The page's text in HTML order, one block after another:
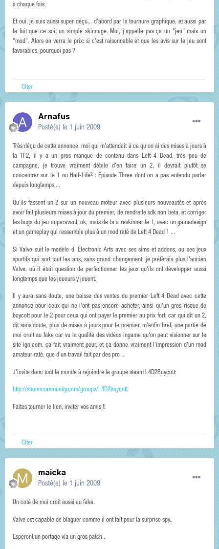
à chaque fois.
Et oui, je suis aussi super déçu... d'abord par la tournure graphique, et aussi par
le fait que ce soit un simple skinnage. Moi, j'appelle pas ça un "jeu" mais un
"mod". Alors on verra le prix: si c'est raisonnable et que les avis sur le jeu sont
favorables, pourquoi pas ?
Citer
Arnafus
Posté(e) le 1 juin 2009
Très déçu de cette annonce, moi qui m'attendait à ce qu'on ai des mises à jours à
la TF2, il y a un gros manque de contenu dans Left 4 Dead, très peu de
campagne, je trouve vraiment débile d'en faire un 2, il devrait plutôt se
concentrer sur le 1 ou Half-Life² : Episode Three dont on a pas entendu parler
depuis longtemps ...
Qu'ils fassent un 2 sur un nouveau moteur avec plusieurs nouveautés et après
avoir fait plusieurs mises à jour du premier, de rendre le sdk non beta, et corriger
les bugs du jeu auparavant, ok, mais de la à reskinner le 1, avec un gamedesign
et un gameplay qui ressemble plus à un mod raté de Left 4 Dead 1 ...
Si Valve suit le modèle d' Electronic Arts avec ses sims et addons, ou ses jeux
sportifs qui sort tout les ans, sans grand changement, je préfèrais plus l'ancien
Valve, où il était question de perfectionner les jeux qu'ils ont développer aussi
longtemps que les joueurs y jouent.
Il y aura sans doute, une baisse des ventes du premier Left 4 Dead avec cette
annonce pour ceux qui ne l'ont pas encore acheter, ainsi qu'un gros risque de
boycott pour le 2 pour ceux qui ont payer le premier au prix fort, car qui dit un 2,
dit sans doute, plus de mises à jours pour le premier, m'enfin bref, une partie de
moi croit au fake car vu la qualité des vidéos ingame qu'on peut visionner sur le
site ign.com, ça fait vraiment peur, et ça donne vraiment l'impression d'un mod
amateur raté, que d'un travail fait par des pro ..
J'invite donc tout le monde à rejoindre le groupe steam L4D2Boycott:
http://steamcommunity.com/groups/L4D2boycott
Faites tourner le lien, inviter vos amis !!
Citer
maicka
Posté(e) le 1 juin 2009
Un coté de moi croit aussi au fake.
Valve est capable de blaguer comme il ont fait pour la surprise spy..
Esperont un portage via un gros patch..